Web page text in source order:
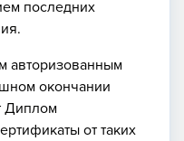
последних
авторизованным
окончании
Диплом
от таких